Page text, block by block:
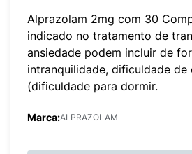
Alprazolam 2mg com 30
indicado no tratamento de
ansiedade podem incluir de
intranquilidade, dificuldade
(dificuldade para dormir.
Marca:ALPRAZOLAM